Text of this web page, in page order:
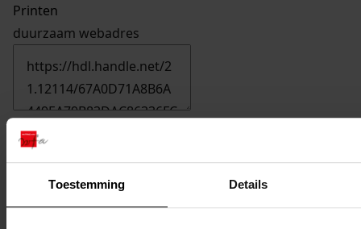
Toestemming Details
Printen
duurzaam webadres
Inventaris
Inv. nr. 301-400
Veranderen van een bedrijfspand, 20-12-1977